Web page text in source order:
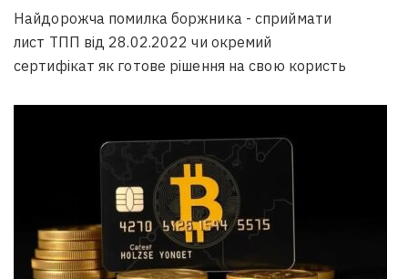
Найдорожча помилка боржника - сприймати
лист ТПП від 28.02.2022 чи окремий
сертифікат як готове рішення на свою користь